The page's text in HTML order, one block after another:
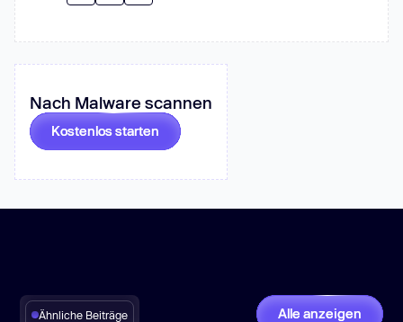
Nach Malware scannen
Kostenlos starten
Ähnliche Beiträge Alle anzeigen